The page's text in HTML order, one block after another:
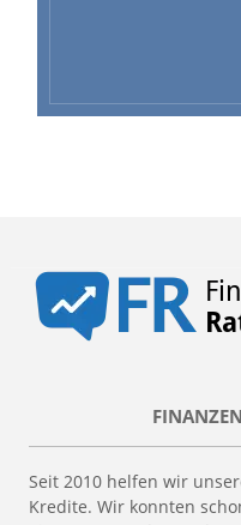
Seit 2010 helfen wir
Kredite. Wir konnten